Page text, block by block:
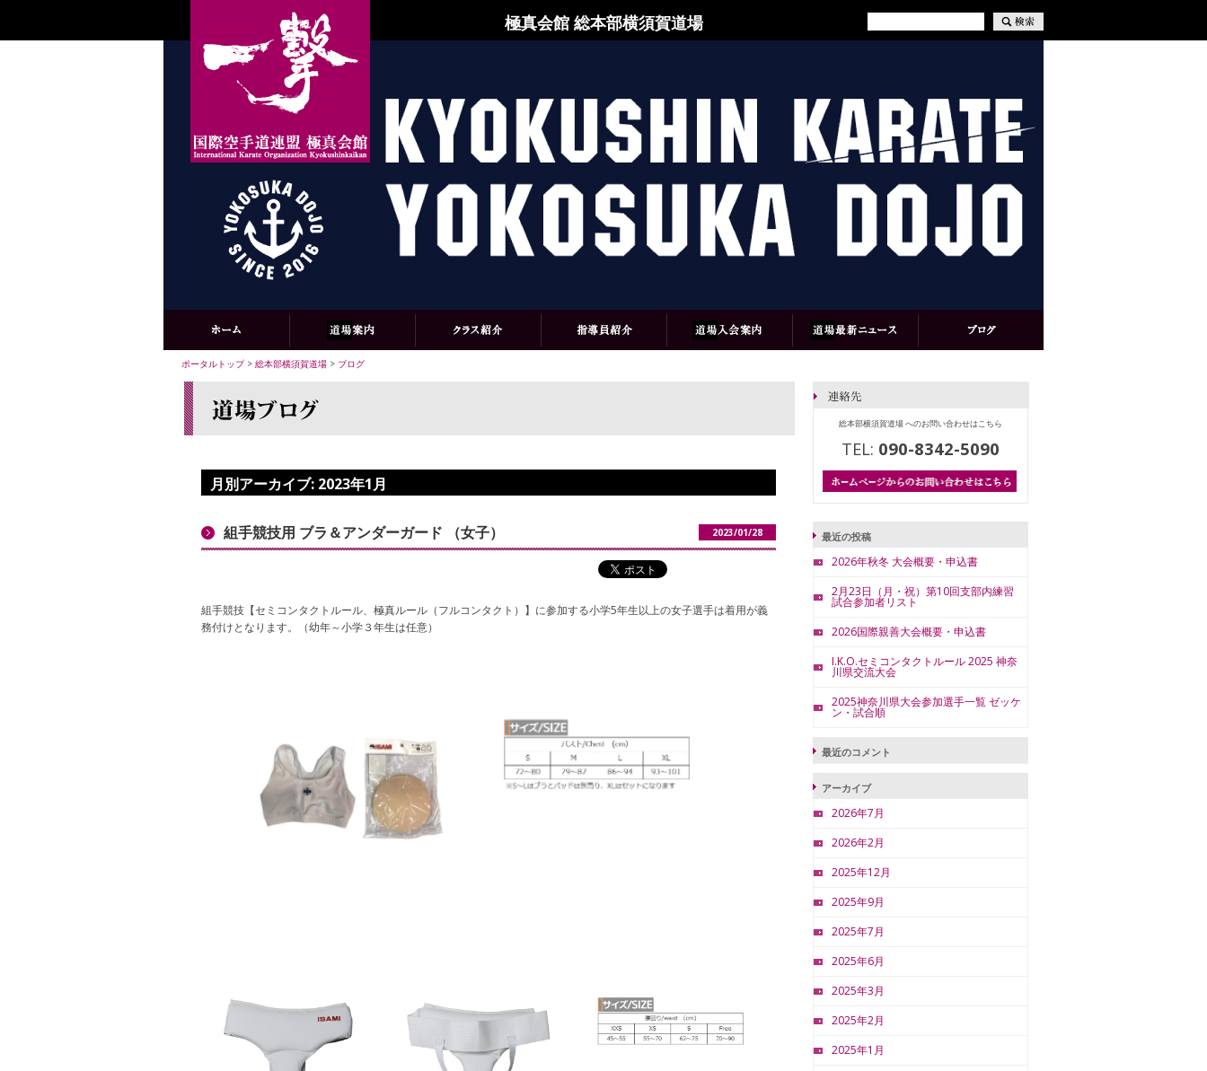
極真会館 総本部横須賀道場
ポータルトップ> 総本部横須賀道場 > ブログ
月別アーカイブ: 2023年1月
組手競技用 ブラ＆アンダーガード （女子） 2023/01/28
組手競技【セミコンタクトルール、極真ルール（フルコンタクト）】に参加する小学5年生以上の女子選手は着用が義
務付けとなります。（幼年～小学３年生は任意）
総本部横須賀道場 へのお問い合わせはこちら
TEL: 090-8342-5090
最近の投稿
2026年秋冬 大会概要・申込書
2月23日（月・祝）第10回支部内練習
試合参加者リスト
2026国際親善大会概要・申込書
I.K.O.セミコンタクトルール 2025 神奈
川県交流大会
2025神奈川県大会参加選手一覧 ゼッケ
ン・試合順
最近のコメント
アーカイブ
2026年7月
2026年2月
2025年12月
2025年9月
2025年7月
2025年6月
2025年3月
2025年2月
2025年1月